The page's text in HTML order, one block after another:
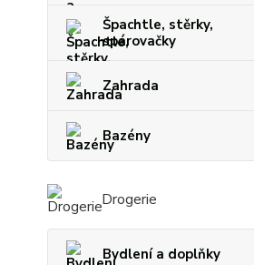
Špachtle, stěrky,
spárovačky
Zahrada
Bazény
Drogerie
Bydlení a doplňky